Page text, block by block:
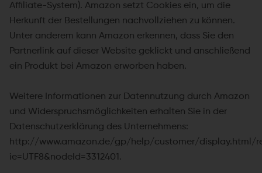
Affiliate-System). Amazon setzt Cookies ein, um die
Herkunft der Bestellungen nachvollziehen zu können.
Unter anderem kann Amazon erkennen, dass Sie den
Partnerlink auf dieser Website geklickt und anschließend
ein Produkt bei Amazon erworben haben.
Weitere Informationen zur Datennutzung durch Amazon
und Widerspruchsmöglichkeiten erhalten Sie in der
Datenschutzerklärung des Unternehmens:
http://www.amazon.de/gp/help/customer/display.html/
ie=UTF8&nodeId=3312401.